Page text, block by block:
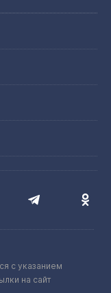
с указанием
на сайт